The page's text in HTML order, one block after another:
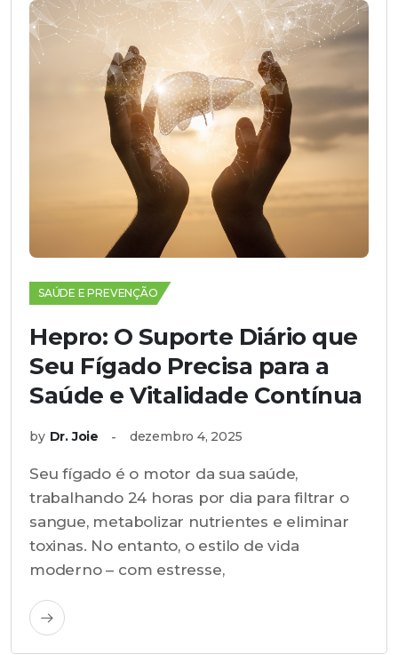
SAÚDE E PREVENÇÃO
Hepro: O Suporte Diário que
Seu Fígado Precisa para a
Saúde e Vitalidade Contínua
by Dr. Joie dezembro 4, 2025
Seu fígado é o motor da sua saúde,
trabalhando 24 horas por dia para filtrar o
sangue, metabolizar nutrientes e eliminar
toxinas. No entanto, o estilo de vida
moderno – com estresse,